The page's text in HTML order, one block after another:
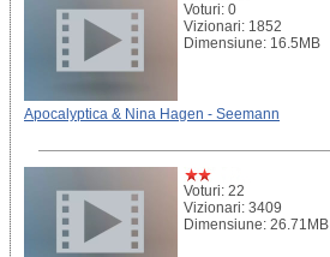
Voturi: 0
Vizionari: 1852
Dimensiune: 16.5MB
Apocalyptica & Nina Hagen - Seemann
Voturi: 22
Vizionari: 3409
Dimensiune: 26.71MB